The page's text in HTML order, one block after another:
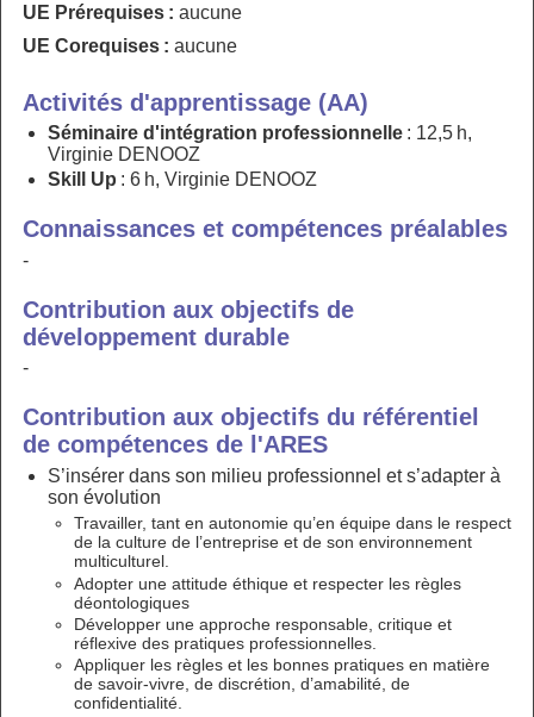
UE Prérequises : aucune
UE Corequises : aucune
Activités d'apprentissage (AA)
Séminaire d'intégration professionnelle : 12,5 h,
Virginie DENOOZ
Skill Up : 6 h, Virginie DENOOZ
Connaissances et compétences préalables
-
Contribution aux objectifs de
développement durable
-
Contribution aux objectifs du référentiel
de compétences de l'ARES
S’insérer dans son milieu professionnel et s’adapter à
son évolution
Travailler, tant en autonomie qu’en équipe dans le respect
de la culture de l’entreprise et de son environnement
multiculturel.
Adopter une attitude éthique et respecter les règles
déontologiques
Développer une approche responsable, critique et
réflexive des pratiques professionnelles.
Appliquer les règles et les bonnes pratiques en matière
de savoir-vivre, de discrétion, d’amabilité, de
confidentialité.